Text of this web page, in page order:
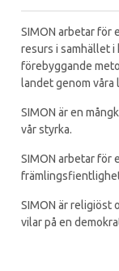
SIMON arbetar för
resurs i samhället i
förebyggande
landet genom våra
SIMON är en
vår styrka.
SIMON arbetar för
SIMON är religiöst
vilar på en